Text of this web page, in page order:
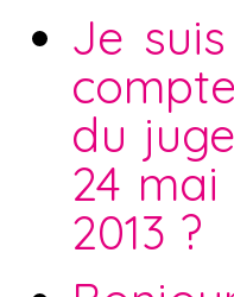
Je
du
24 mai
2013 ?